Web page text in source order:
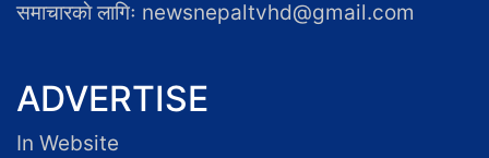
समाचारकाे लागिः newsnepaltvhd@gmail.com
ADVERTISE
In Website